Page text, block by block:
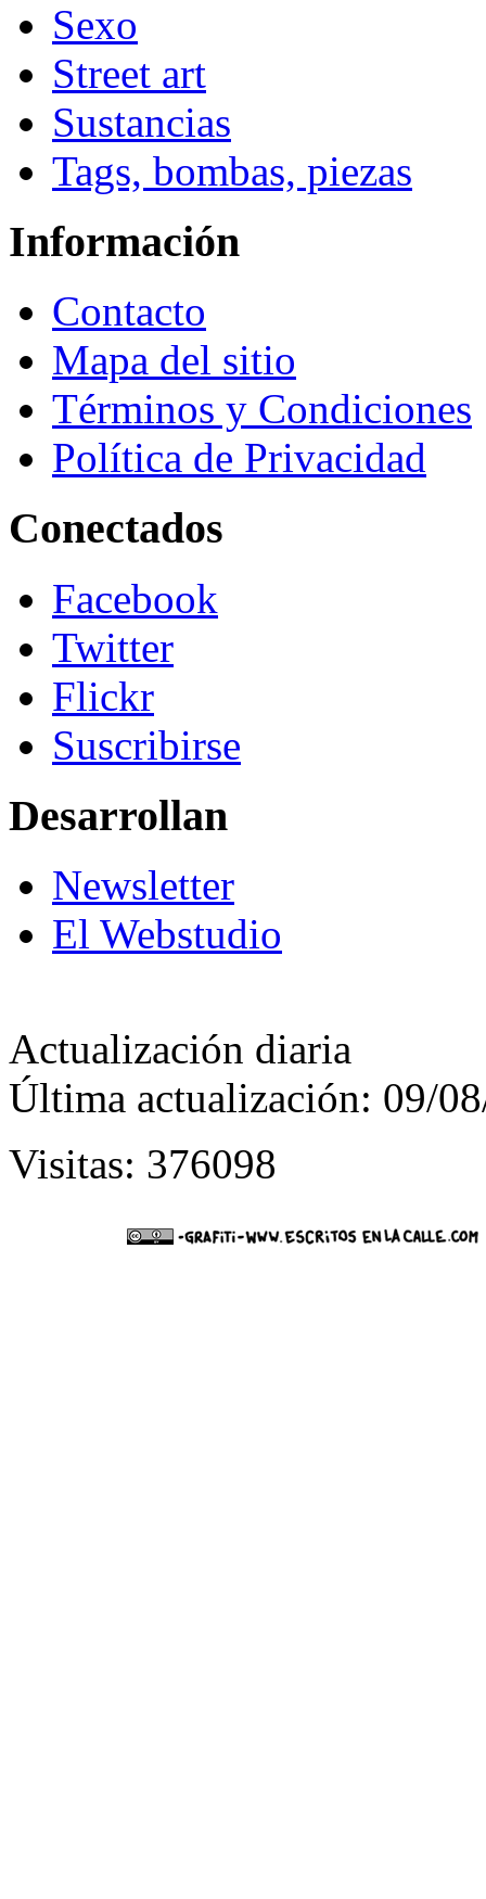
Sexo
Street art
Sustancias
Tags, bombas, piezas
Información
Contacto
Mapa del sitio
Términos y Condiciones
Política de Privacidad
Conectados
Facebook
Twitter
Flickr
Suscribirse
Desarrollan
Newsletter
El Webstudio
Actualización diaria
Última actualización: 09/
Visitas: 376098